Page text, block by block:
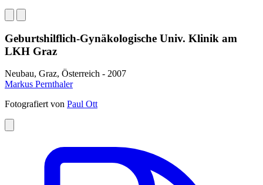
Geburtshilflich-Gynäkologische Univ. Klinik am
LKH Graz
Neubau, Graz, Österreich - 2007
Markus Pernthaler
Fotografiert von Paul Ott